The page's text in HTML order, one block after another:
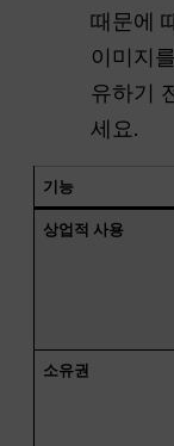
때문에
이미지
유하기
세요.
기능
상업적 사용
소유권